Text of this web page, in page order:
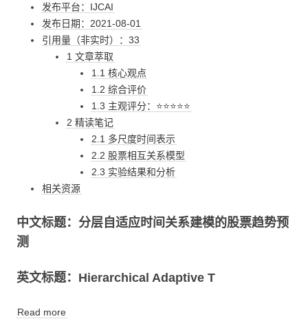
发布平台：IJCAI
发布日期：2021-08-01
引用量（非实时）：33
1 文章萃取
1.1 核心观点
1.2 综合评价
1.3 主观评分：⭐⭐⭐⭐⭐
2 精读笔记
2.1 多尺度时间表示
2.2 股票相互关系模型
2.3 实验结果和分析
相关资源
中文标题：分层自适应时间关系建模的股票趋势预
测
英文标题：Hierarchical Adaptive T
Read more